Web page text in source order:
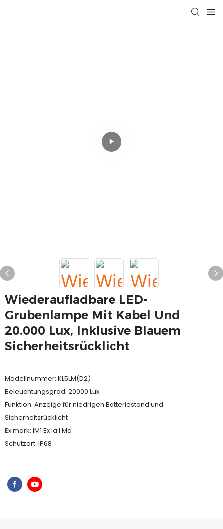
Wiederaufladbare LED-
Grubenlampe Mit Kabel Und
20.000 Lux, Inklusive Blauem
Sicherheitsrücklicht
Modellnummer: KL5LM(D2)
Beleuchtungsgrad: 20000 Lux
Funktion: Anzeige für niedrigen Batteriestand und
Sicherheitsrücklicht
Ex mark: IM1 Ex ia I Ma
Schutzart: IP68